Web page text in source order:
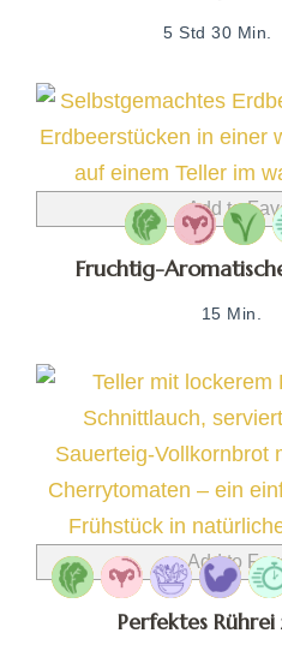
5 Std 30 Min.
Add to
Fruchtig-
15 Min.
Add to
Perfektes